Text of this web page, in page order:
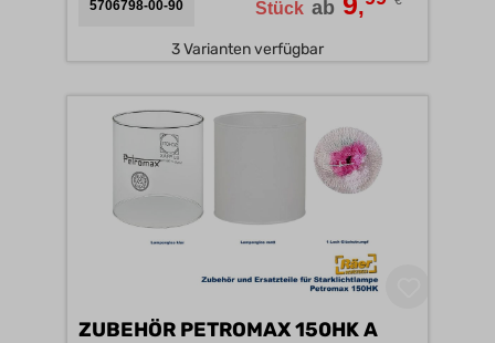
5706798-00-90 Stück ab ,
3 Varianten verfügbar
ZUBEHÖR PETROMAX 150HK A